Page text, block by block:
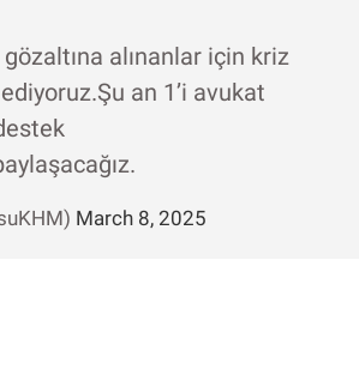
alınanlar için kriz
an 1’i avukat
March 8, 2025